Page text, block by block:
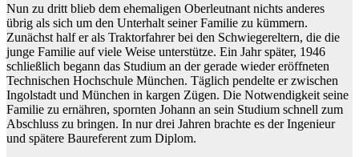
Nun zu dritt blieb dem ehemaligen Oberleutnant nichts anderes
übrig als sich um den Unterhalt seiner Familie zu kümmern.
Zunächst half er als Traktorfahrer bei den Schwiegereltern, die die
junge Familie auf viele Weise unterstütze. Ein Jahr später, 1946
schließlich begann das Studium an der gerade wieder eröffneten
Technischen Hochschule München. Täglich pendelte er zwischen
Ingolstadt und München in kargen Zügen. Die Notwendigkeit seine
Familie zu ernähren, spornten Johann an sein Studium schnell zum
Abschluss zu bringen. In nur drei Jahren brachte es der Ingenieur
und spätere Baureferent zum Diplom.